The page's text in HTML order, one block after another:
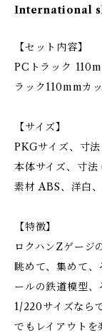
International
【セット内容】
PCトラック
ラック110mmカ
【サイズ】
PKGサイズ、寸
本体サイズ、寸
素材 ABS、洋白
【特徴】
ロクハンZゲージ
眺めて、集めて
ールの鉄道模型、
1/220サイズなら
でもレイアウトを